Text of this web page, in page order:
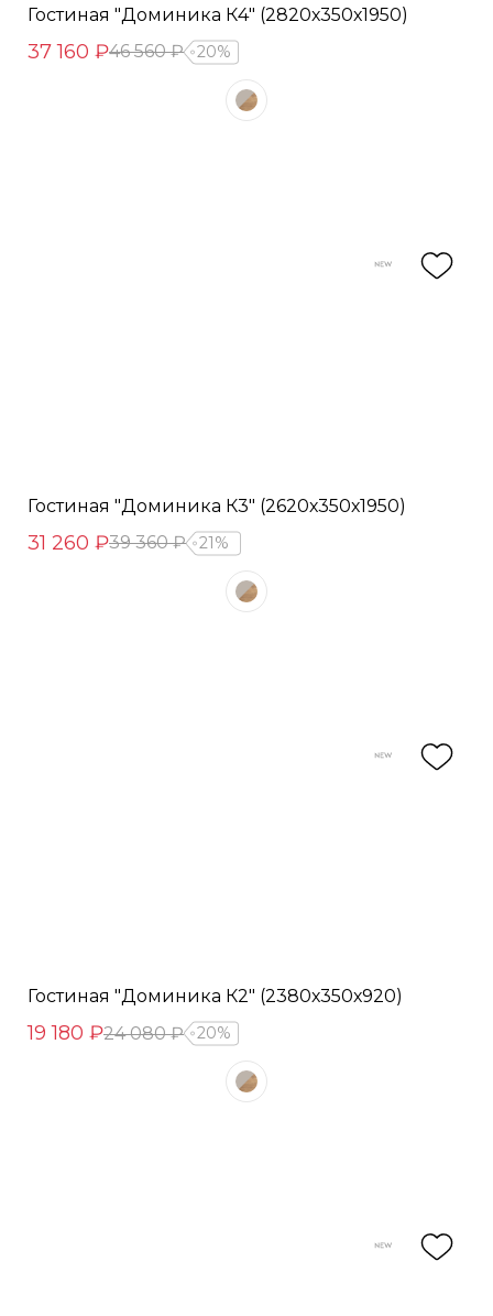
Гостиная "Доминика К4" (2820х350х1950)
37 160 ₽46 560 ₽ 20%
Гостиная "Доминика К3" (2620х350х1950)
31 260 ₽39 360 ₽ 21%
Гостиная "Доминика К2" (2380х350х920)
19 180 ₽24 080 ₽ 20%